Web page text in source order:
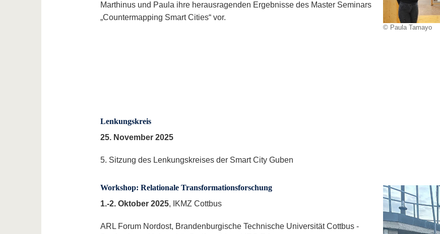
© Paula Tamayo
Marthinus und Paula ihre herausragenden Ergebnisse des Master Seminars
„Countermapping Smart Cities“ vor.
Lenkungskreis
25. November 2025
5. Sitzung des Lenkungskreises der Smart City Guben
Workshop: Relationale Transformationsforschung
1.-2. Oktober 2025, IKMZ Cottbus
ARL Forum Nordost, Brandenburgische Technische Universität Cottbus -